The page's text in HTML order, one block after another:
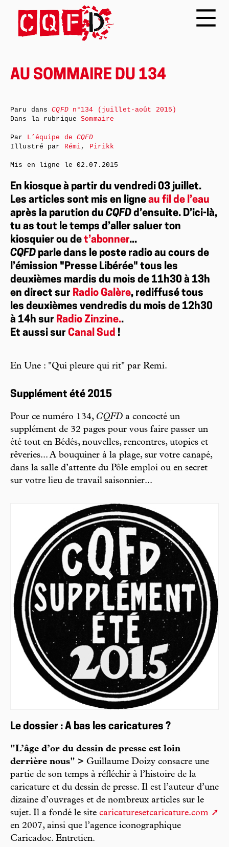
AU SOMMAIRE DU 134
En kiosque à partir du vendredi 03 juillet.
Les articles sont mis en ligne au fil de l’eau
après la parution du CQFD d’ensuite. D’ici-là,
tu as tout le temps d’aller saluer ton
kiosquier ou de t’abonner...
CQFD parle dans le poste radio au cours de
l’émission "Presse Libérée" tous les
deuxièmes mardis du mois de 11h30 à 13h
en direct sur Radio Galère, rediffusé tous
les deuxièmes vendredis du mois de 12h30
à 14h sur Radio Zinzine..
Et aussi sur Canal Sud !
En Une : "Qui pleure qui rit" par Remi.
Supplément été 2015
Pour ce numéro 134, CQFD a concocté un
supplément de 32 pages pour vous faire passer un
été tout en Bédés, nouvelles, rencontres, utopies et
rêveries... A bouquiner à la plage, sur votre canapé,
dans la salle d’attente du Pôle emploi ou en secret
sur votre lieu de travail saisonnier...
Le dossier : A bas les caricatures ?
"L’âge d’or du dessin de presse est loin
derrière nous" > Guillaume Doizy consacre une
partie de son temps à réfléchir à l’histoire de la
caricature et du dessin de presse. Il est l’auteur d’une
dizaine d’ouvrages et de nombreux articles sur le
sujet. Il a fondé le site caricaturesetcaricature.com
en 2007, ainsi que l’agence iconographique
Caricadoc. Entretien.
Paru dansCQFDn°134 (juillet-août 2015)
Dans la rubriqueSommaire
Par L’équipe deCQFD
Illustré par Rémi, Pirikk
Mis en ligne le02.07.2015